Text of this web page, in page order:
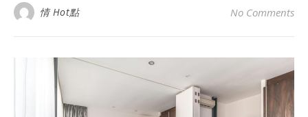
情 Hot點 No Comments